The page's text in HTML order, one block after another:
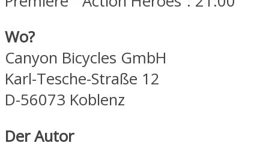
Wo?
Canyon Bicycles GmbH
Karl-Tesche-Straße 12
D-56073 Koblenz
Der Autor